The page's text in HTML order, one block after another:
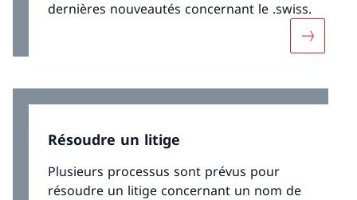
dernières nouveautés concernant le .swiss.
Résoudre un litige
Plusieurs processus sont prévus pour
résoudre un litige concernant un nom de